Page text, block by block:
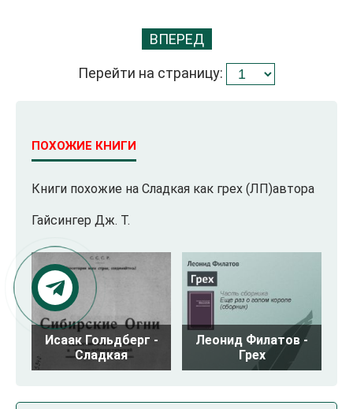
ВПЕРЕД
Перейти на страницу:
ПОХОЖИЕ КНИГИ
Книги похожие на Сладкая как грех (ЛП)автора
Гайсингер Дж. Т.
Исаак Гольдберг -
Сладкая
Леонид Филатов -
Грех